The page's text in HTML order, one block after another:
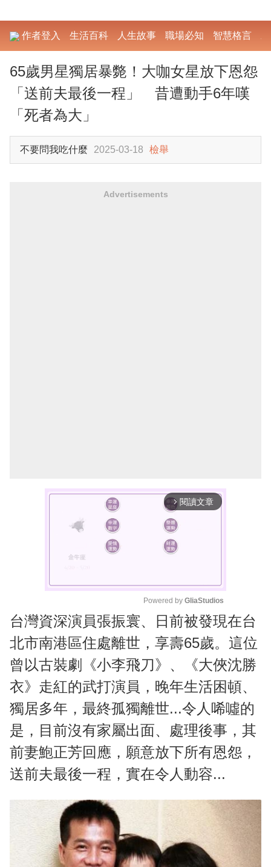
作者登入 生活百科 人生故事 職場必知 智慧格言
65歲男星獨居暴斃！大咖女星放下恩怨
「送前夫最後一程」 昔遭動手6年嘆
「死者為大」
不要問我吃什麼 2025-03-18 檢舉
Advertisements
arrow_forward_ios 閱讀文章
M
u
t
Powered by GliaStudios
台灣資深演員張振寰、日前被發現在台
北市南港區住處離世，享壽65歲。這位
曾以古裝劇《小李飛刀》、《大俠沈勝
衣》走紅的武打演員，晚年生活困頓、
獨居多年，最終孤獨離世...令人唏噓的
是，目前沒有家屬出面、處理後事，其
前妻鮑正芳回應，願意放下所有恩怨，
送前夫最後一程，實在令人動容...